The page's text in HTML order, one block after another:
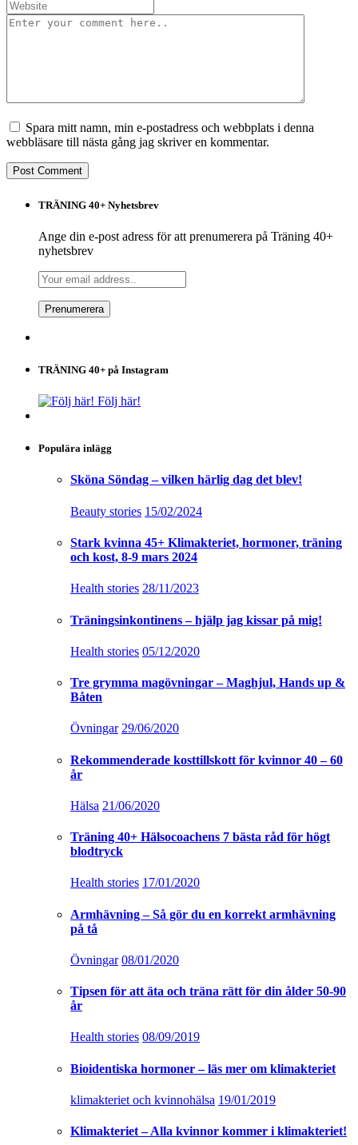
Spara mitt namn, min e-postadress och webbplats i denna
webbläsare till nästa gång jag skriver en kommentar.
TRÄNING 40+ Nyhetsbrev
Ange din e-post adress för att prenumerera på Träning 40+
nyhetsbrev
TRÄNING 40+ på Instagram
Följ här!
Populära inlägg
Sköna Söndag – vilken härlig dag det blev!
Beauty stories 15/02/2024
Stark kvinna 45+ Klimakteriet, hormoner, träning
och kost, 8-9 mars 2024
Health stories 28/11/2023
Träningsinkontinens – hjälp jag kissar på mig!
Health stories 05/12/2020
Tre grymma magövningar – Maghjul, Hands up &
Båten
Övningar 29/06/2020
Rekommenderade kosttillskott för kvinnor 40 – 60
år
Hälsa 21/06/2020
Träning 40+ Hälsocoachens 7 bästa råd för högt
blodtryck
Health stories 17/01/2020
Armhävning – Så gör du en korrekt armhävning
på tå
Övningar 08/01/2020
Tipsen för att äta och träna rätt för din ålder 50-90
år
Health stories 08/09/2019
Bioidentiska hormoner – läs mer om klimakteriet
klimakteriet och kvinnohälsa 19/01/2019
Klimakteriet – Alla kvinnor kommer i klimakteriet!